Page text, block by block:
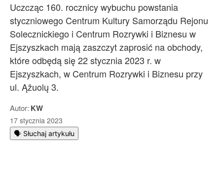
Uczcząc 160. rocznicy wybuchu powstania
styczniowego Centrum Kultury Samorządu Rejonu
Solecznickiego i Centrum Rozrywki i Biznesu w
Ejszyszkach mają zaszczyt zaprosić na obchody,
które odbędą się 22 stycznia 2023 r. w
Ejszyszkach, w Centrum Rozrywki i Biznesu przy
ul. Ąžuolų 3.
Autor: KW
17 stycznia 2023
🗣️ Słuchaj artykułu